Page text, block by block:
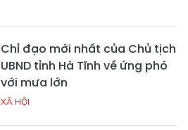
Chỉ đạo mới nhất của Chủ tịch
UBND tỉnh Hà Tĩnh về ứng phó
với mưa lớn
XÃ HỘI